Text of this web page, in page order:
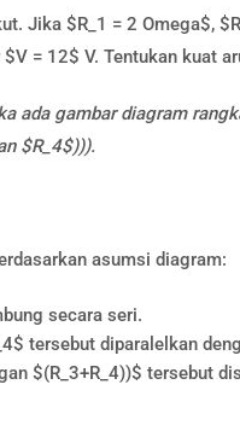
Jika $R_1 = 2 Omega$,
= 12$ V. Tentukan kuat
ada gambar diagram
$R_4$))).
asumsi diagram:
secara seri.
tersebut diparalelkan
$(R_3+R_4))$ tersebut